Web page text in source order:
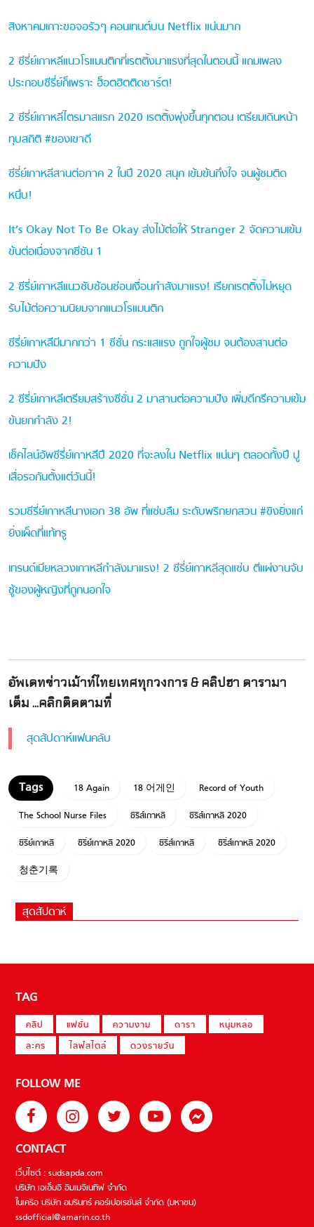
สิงหาคมเกาะขอจอรัวๆ คอนเทนต์บน Netflix แน่นมาก
2 ซีรี่ย์เกาหลีแนวโรแมนติกที่เรตติ้งมาแรงที่สุดในตอนนี้ แถมเพลง
ประกอบซีรี่ย์ก็เพราะ ฮ็อตฮิตติดชาร์ต!
2 ซีรี่ย์เกาหลีไตรมาสแรก 2020 เรตติ้งพุ่งขึ้นทุกตอน เตรียมเดินหน้า
ทุบสถิติ #ของเขาดี
ซีรี่ย์เกาหลีสานต่อภาค 2 ในปี 2020 สนุก เข้มข้นถึงใจ จนผู้ชมติด
หนึบ!
It’s Okay Not To Be Okay ส่งไม้ต่อให้ Stranger 2 จัดความเข้ม
ข้นต่อเนื่องจากซีซัน 1
2 ซีรี่ย์เกาหลีแนวซับซ้อนซ่อนเงื่อนกำลังมาแรง! เรียกเรตติ้งไม่หยุด
รับไม้ต่อความนิยมจากแนวโรแมนติก
ซีรี่ย์เกาหลีมีมากกว่า 1 ซีซั่น กระแสแรง ถูกใจผู้ชม จนต้องสานต่อ
ความปัง
2 ซีรี่ย์เกาหลีเตรียมสร้างซีซั่น 2 มาสานต่อความปัง เพิ่มดีกรีความเข้ม
ข้นยกกำลัง 2!
เช็คไลน์อัพซีรี่ย์เกาหลีปี 2020 ที่จะลงใน Netflix แน่นๆ ตลอดทั้งปี ปู
เสื่อรอกันตั้งแต่วันนี้!
รวมซีรี่ย์เกาหลีนางเอก 38 อัพ ที่แซ่บลืม ระดับพริกยกสวน #ขิงยิ่งแก่
ยิ่งเผ็ดที่แท้ทรู
เทรนด์เมียหลวงเกาหลีกำลังมาแรง! 2 ซีรี่ย์เกาหลีสุดแซ่บ ตีแผ่งานจับ
ชู้ของผู้หญิงที่ถูกนอกใจ
อัพเดทข่าวเม้าท์ไทยเทศทุกวงการ & คลิปฮา ดารามา
เต็ม ...คลิกติดตามที่
สุดสัปดาห์แฟนคลับ
18 Again 18 어게인
Record of Youth
The School Nurse Files
ซีรีส์เกาหลี
ซีรีส์เกาหลี 2020
ซีรี่ย์เกาหลี
ซีรี่ย์เกาหลี 2020 ซีรี่ส์เกาหลี
ซีรี่ส์เกาหลี 2020
청춘기록
สุดสัปดาห์
TAG
คลิป แฟชั่น ความงาม ดารา
หนุ่มหล่อ
ละคร
ไลฟ์สไตล์ ดวงรายวัน
FOLLOW ME
CONTACT
เว็บไซต์ : sudsapda.com
บริษัท เอเอ็มอี อิมเมจิเนทีฟ จำกัด
ในเครือ บริษัท อมรินทร์ คอร์เปอเรชั่นส์ จำกัด (มหาชน)
ssdofficial@amarin.co.th